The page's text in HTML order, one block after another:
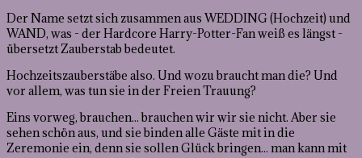
Der Name setzt sich zusammen aus WEDDING (Hochzeit) und
WAND, was - der Hardcore Harry-Potter-Fan weiß es längst -
übersetzt Zauberstab bedeutet.
Hochzeitszauberstäbe also. Und wozu braucht man die? Und
vor allem, was tun sie in der Freien Trauung?
Eins vorweg, brauchen... brauchen wir wir sie nicht. Aber sie
sehen schön aus, und sie binden alle Gäste mit in die
Zeremonie ein, denn sie sollen Glück bringen... man kann mit